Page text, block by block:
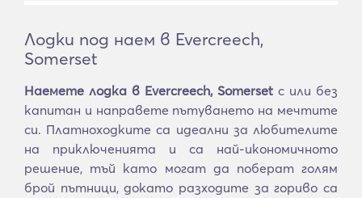
Лодки под наем в Evercreech,
Somerset
Наемете лодка в Evercreech, Somerset с или без
капитан и направете пътуването на мечтите
си. Платноходките са идеални за любителите
на приключенията и са най-икономичното
решение, тъй като могат да поберат голям
брой пътници, докато разходите за гориво са